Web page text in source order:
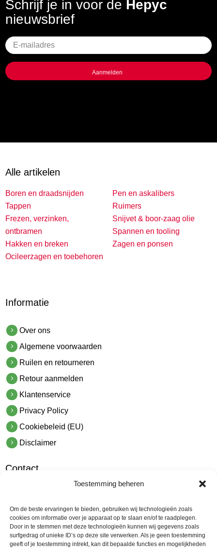
Toestemming beheren
Om de beste ervaringen te bieden, gebruiken wij technologieën zoals
cookies om informatie over je apparaat op te slaan en/of te raadplegen.
Door in te stemmen met deze technologieën kunnen wij gegevens zoals
surfgedrag of unieke ID’s op deze site verwerken. Als je geen toestemming
geeft of je toestemming intrekt, kan dit bepaalde functies en mogelijkheden
Schrijf je in voor de Hepyc
nieuwsbrief
Geen
titel
Alle artikelen
Boren en draadsnijden
Tappen
Frezen, verzinken,
ontbramen
Hakken en breken
Ocileerzagen en toebehoren
Pen en askalibers
Ruimers
Snijvet & boor-zaag olie
Spannen en tooling
Zagen en ponsen
Informatie
Over ons
Algemene voorwaarden
Ruilen en retourneren
Retour aanmelden
Klantenservice
Privacy Policy
Cookiebeleid (EU)
Disclaimer
Contact
t.0228 53 00 40
e.info@hetindustriehuis.com
KVK 51483904